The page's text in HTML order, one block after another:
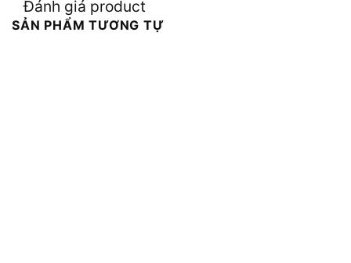
Đánh giá product
SẢN PHẨM TƯƠNG TỰ